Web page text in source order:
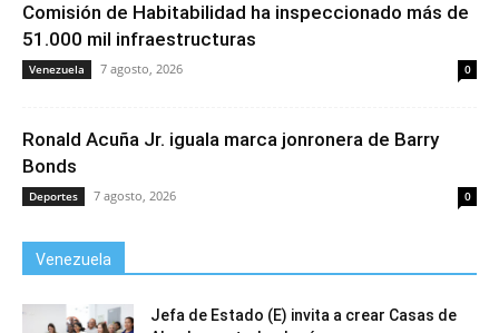
Comisión de Habitabilidad ha inspeccionado más de
51.000 mil infraestructuras
Venezuela 7 agosto, 2026 0
Ronald Acuña Jr. iguala marca jonronera de Barry
Bonds
Deportes 7 agosto, 2026 0
Venezuela
Jefa de Estado (E) invita a crear Casas de